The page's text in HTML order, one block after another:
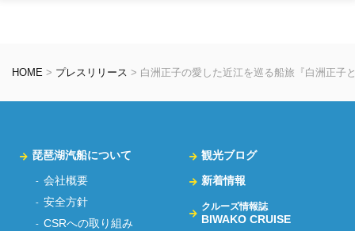
HOME > プレスリリース > 白洲正子の愛した近江を巡る船旅『白洲正子
琵琶湖汽船について
会社概要
安全方針
CSRへの取り組み
観光ブログ
新着情報
クルーズ情報誌
BIWAKO CRUISE